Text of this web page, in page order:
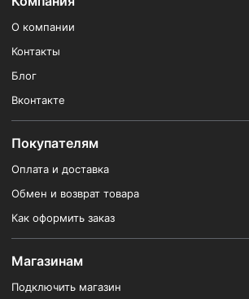
О компании
Контакты
Блог
Вконтакте
Покупателям
Оплата и доставка
Обмен и возврат товара
Как оформить заказ
Магазинам
Подключить магазин